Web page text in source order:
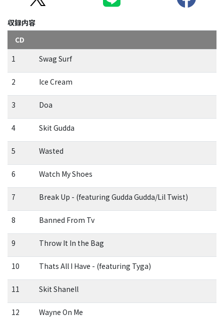
収録内容
CD
1
Swag Surf
2 Ice Cream
3 Doa
4 Skit Gudda
5 Wasted
6 Watch My Shoes
7 Break Up - (featuring Gudda Gudda/Lil Twist)
8 Banned From Tv
9 Throw It In the Bag
10 Thats All I Have - (featuring Tyga)
11 Skit Shanell
12 Wayne On Me